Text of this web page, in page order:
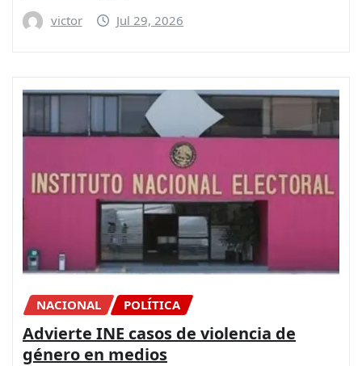
victor Jul 29, 2026
NACIONAL POLÍTICA
Advierte INE casos de violencia de
género en medios